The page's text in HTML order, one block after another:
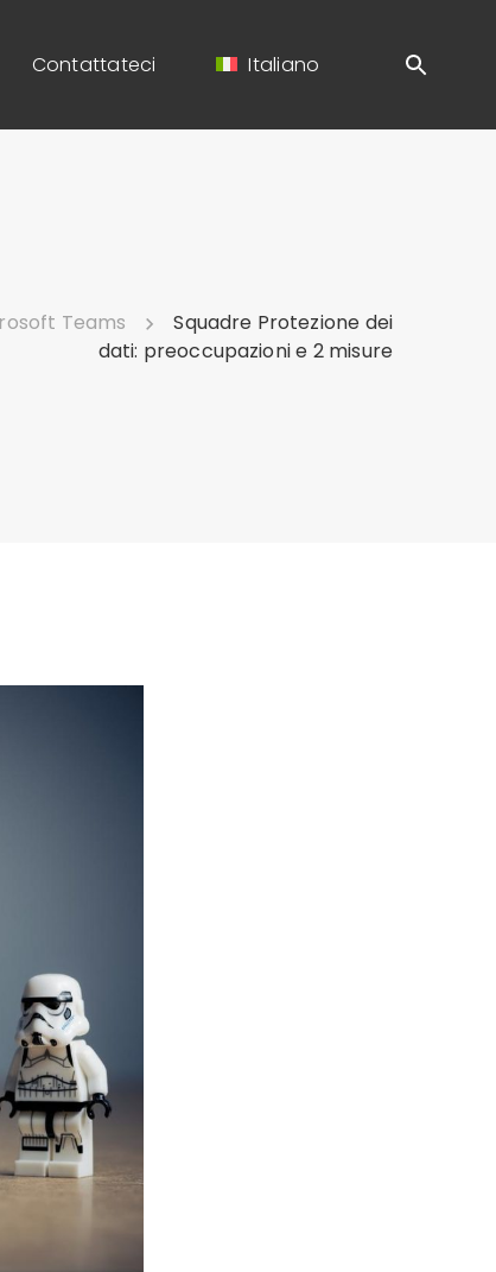
Contattateci Italiano
Teams
Squadre Protezione dei
dati: preoccupazioni e 2 misure